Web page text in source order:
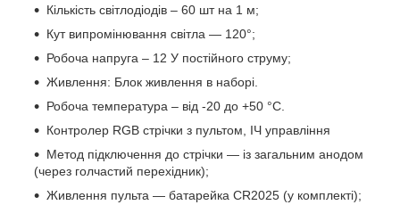
Кількість світлодіодів – 60 шт на 1 м;
Кут випромінювання світла — 120°;
Робоча напруга – 12 У постійного струму;
Живлення: Блок живлення в наборі.
Робоча температура – від -20 до +50 °С.
Контролер RGB стрічки з пультом, ІЧ управління
Метод підключення до стрічки — із загальним анодом
(через голчастий перехідник);
Живлення пульта — батарейка CR2025 (у комплекті);